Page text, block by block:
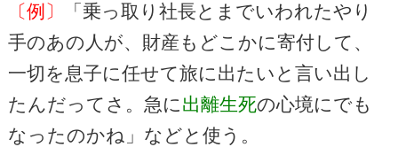
〔例〕
「乗っ取り社長とまでいわれたやり
手のあの人が、財産もどこかに寄付して、
一切を息子に任せて旅に出たいと言い出し
たんだってさ。急に 出離生死の心境にでも
なったのかね」などと使う。